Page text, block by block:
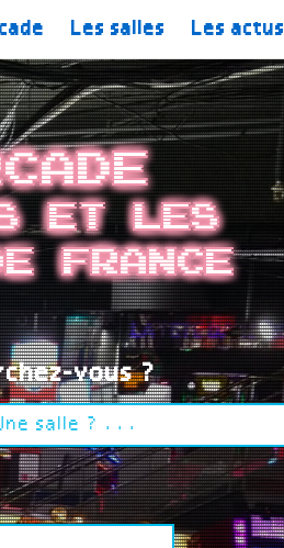
Les salles Les actus
et les
France
vous ?